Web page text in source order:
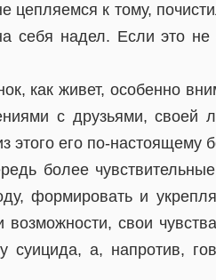
цепляемся к тому,
себя надел. Если это
как живет, особенно
с друзьями, своей
этого его по-настоящему
более
формировать и
свои
суицида, а, напротив,